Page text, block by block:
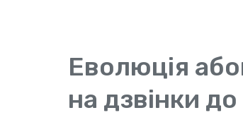
Еволюція
на дзвінки